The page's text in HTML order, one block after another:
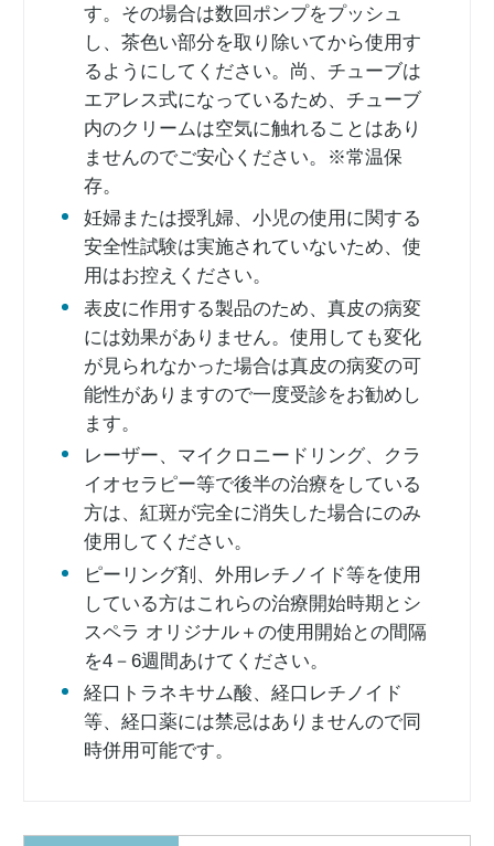
す。その場合は数回ポンプをプッシュ
し、茶色い部分を取り除いてから使用す
るようにしてください。尚、チューブは
エアレス式になっているため、チューブ
内のクリームは空気に触れることはあり
ませんのでご安心ください。※常温保
存。
妊婦または授乳婦、小児の使用に関する
安全性試験は実施されていないため、使
用はお控えください。
表皮に作用する製品のため、真皮の病変
には効果がありません。使用しても変化
が見られなかった場合は真皮の病変の可
能性がありますので一度受診をお勧めし
ます。
レーザー、マイクロニードリング、クラ
イオセラピー等で後半の治療をしている
方は、紅斑が完全に消失した場合にのみ
使用してください。
ピーリング剤、外用レチノイド等を使用
している方はこれらの治療開始時期とシ
スペラ オリジナル＋の使用開始との間隔
を4－6週間あけてください。
経口トラネキサム酸、経口レチノイド
等、経口薬には禁忌はありませんので同
時併用可能です。